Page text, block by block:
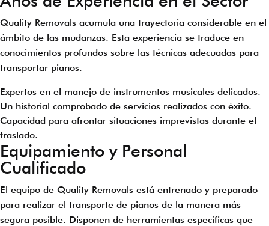
Quality Removals acumula una trayectoria considerable en el
ámbito de las mudanzas. Esta experiencia se traduce en
conocimientos profundos sobre las técnicas adecuadas para
transportar pianos.
Expertos en el manejo de instrumentos musicales delicados.
Un historial comprobado de servicios realizados con éxito.
Capacidad para afrontar situaciones imprevistas durante el
traslado.
Equipamiento y Personal
Cualificado
El equipo de Quality Removals está entrenado y preparado
para realizar el transporte de pianos de la manera más
segura posible. Disponen de herramientas específicas que